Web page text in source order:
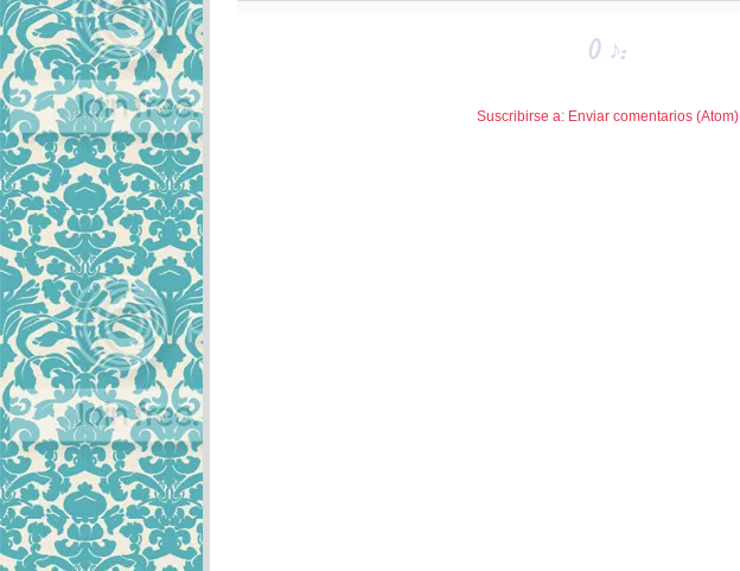
0 ♪:
Suscribirse a: Enviar comentarios (Atom)